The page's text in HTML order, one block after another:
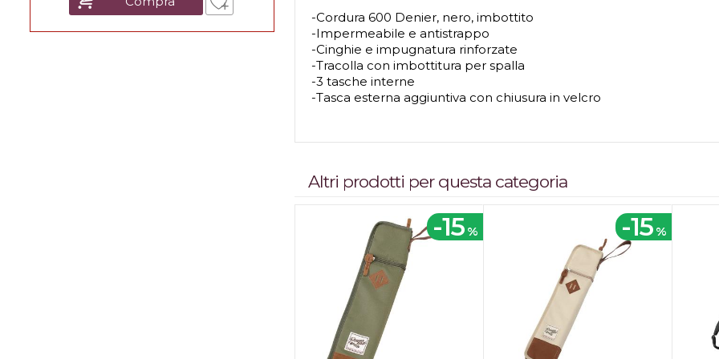
-Cordura 600 Denier, nero, imbottito
-Impermeabile e antistrappo
-Cinghie e impugnatura rinforzate
-Tracolla con imbottitura per spalla
-3 tasche interne
-Tasca esterna aggiuntiva con chiusura in velcro
Altri prodotti per questa categoria
-15 % -15 %